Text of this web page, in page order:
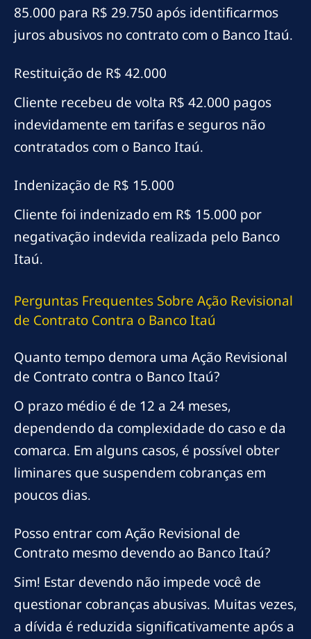
85.000 para R$ 29.750 após identificarmos
juros abusivos no contrato com o Banco Itaú.
Restituição de R$ 42.000
Cliente recebeu de volta R$ 42.000 pagos
indevidamente em tarifas e seguros não
contratados com o Banco Itaú.
Indenização de R$ 15.000
Cliente foi indenizado em R$ 15.000 por
negativação indevida realizada pelo Banco
Itaú.
Perguntas Frequentes Sobre Ação Revisional
de Contrato Contra o Banco Itaú
Quanto tempo demora uma Ação Revisional
de Contrato contra o Banco Itaú?
O prazo médio é de 12 a 24 meses,
dependendo da complexidade do caso e da
comarca. Em alguns casos, é possível obter
liminares que suspendem cobranças em
poucos dias.
Posso entrar com Ação Revisional de
Contrato mesmo devendo ao Banco Itaú?
Sim! Estar devendo não impede você de
questionar cobranças abusivas. Muitas vezes,
a dívida é reduzida significativamente após a